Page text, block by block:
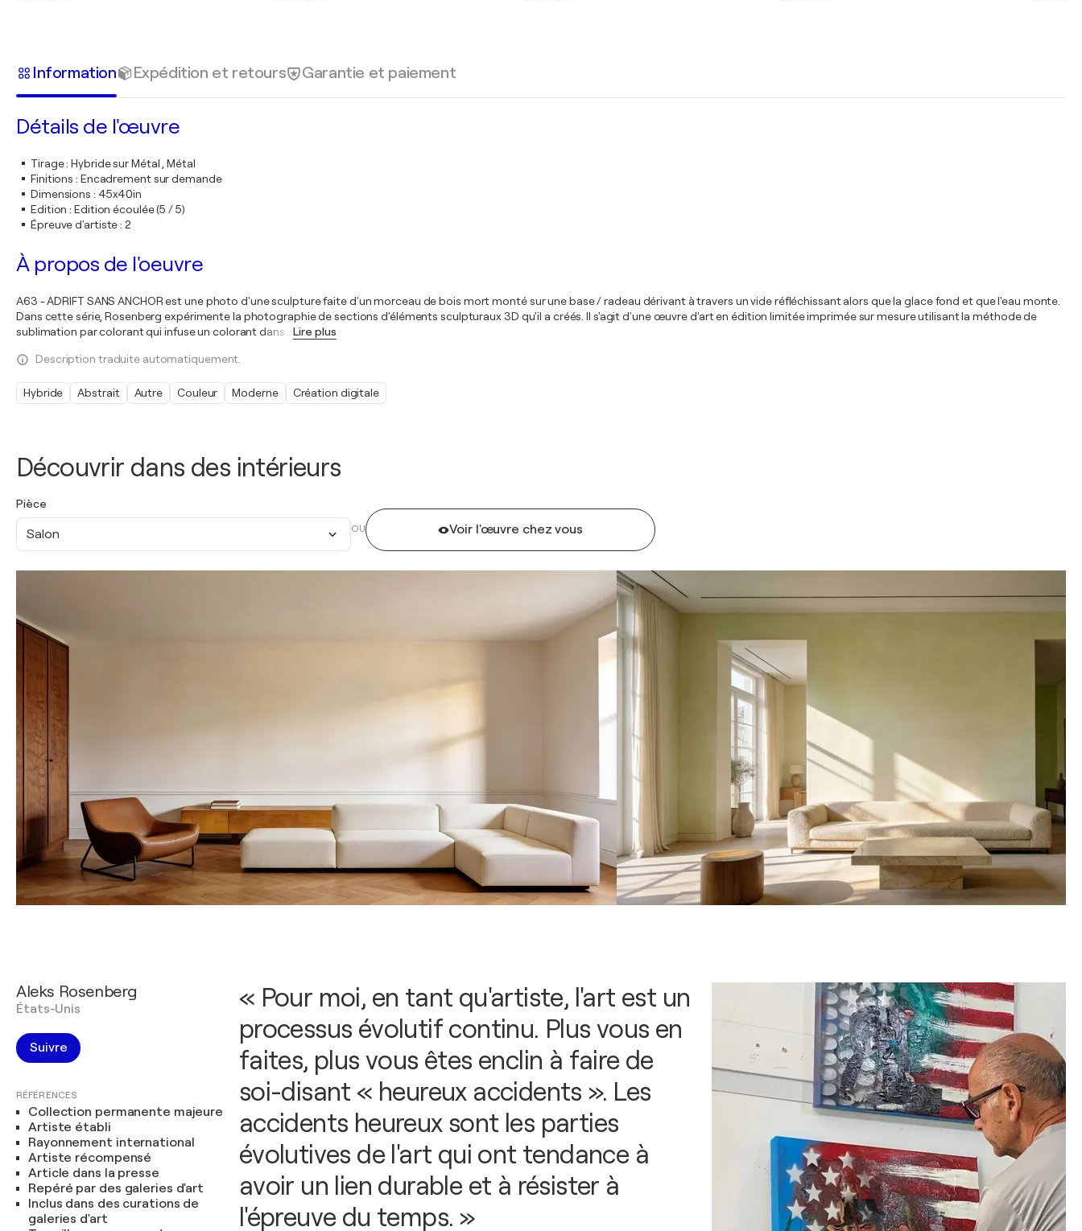
Découvrir dans des intérieurs
Pièce
Salon OU Voir l'œuvre chez vous
Information Expédition et retours Garantie et paiement
Détails de l'œuvre
Tirage:Hybride sur Métal , Métal
Finitions : Encadrement sur demande
Dimensions : 45x40in
Edition :Edition écoulée (5 / 5)
Épreuve d'artiste: 2
À propos de l'oeuvre
A63 - ADRIFT SANS ANCHOR est une photo d'une sculpture faite d'un morceau de bois mort monté sur une base / radeau dérivant à travers un vide réfléchissant alors que la glace fond et que l'eau monte.
Dans cette série, Rosenberg expérimente la photographie de sections d'éléments sculpturaux 3D qu'il a créés. Il s'agit d'une œuvre d'art en édition limitée imprimée sur mesure utilisant la méthode de
sublimation par colorant qui infuse un colorant dans
Lire plus
Description traduite automatiquement.
Hybride Abstrait Autre Couleur Moderne Création digitale
Aleks Rosenberg
États-Unis
Suivre
RÉFÉRENCES
Collection permanente majeure
Artiste établi
Rayonnement international
Artiste récompensé
Article dans la presse
Repéré par des galeries d'art
Inclus dans des curations de
galeries d'art
« Pour moi, en tant qu'artiste, l'art est un
processus évolutif continu. Plus vous en
faites, plus vous êtes enclin à faire de
soi-disant « heureux accidents ». Les
accidents heureux sont les parties
évolutives de l'art qui ont tendance à
avoir un lien durable et à résister à
l'épreuve du temps. »